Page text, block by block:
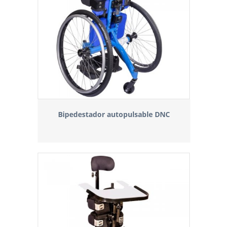
Bipedestador autopulsable DNC